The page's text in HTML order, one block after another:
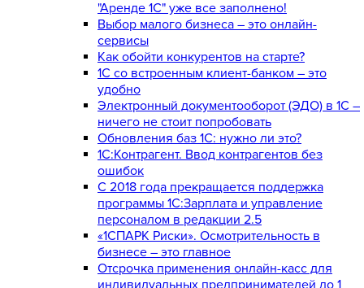
"Аренде 1С" уже все заполнено!
Выбор малого бизнеса – это онлайн-
сервисы
Как обойти конкурентов на старте?
1C со встроенным клиент-банком – это
удобно
Электронный документооборот (ЭДО) в 1С –
ничего не стоит попробовать
Обновления баз 1С: нужно ли это?
1С:Контрагент. Ввод контрагентов без
ошибок
С 2018 года прекращается поддержка
программы 1С:Зарплата и управление
персоналом в редакции 2.5
«1СПАРК Риски». Осмотрительность в
бизнесе – это главное
Отсрочка применения онлайн-касс для
индивидуальных предпринимателей до 1